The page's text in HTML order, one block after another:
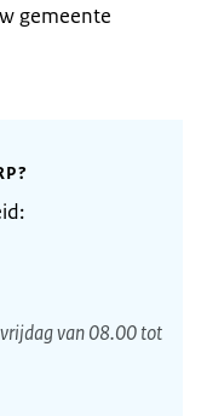
gemeente
van 08.00 tot